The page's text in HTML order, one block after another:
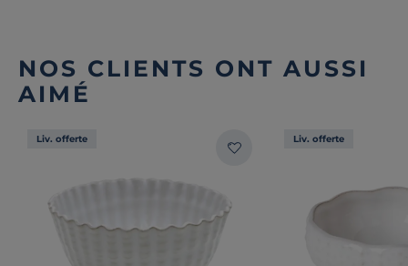
NOS CLIENTS ONT AUSSI
AIMÉ
Liv. offerte Liv. offerte